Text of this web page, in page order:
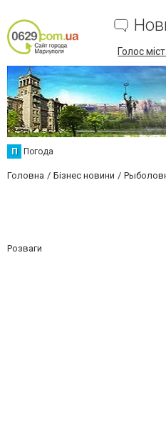
Голос
П Погода
Головна Бізнес новини
Розваги